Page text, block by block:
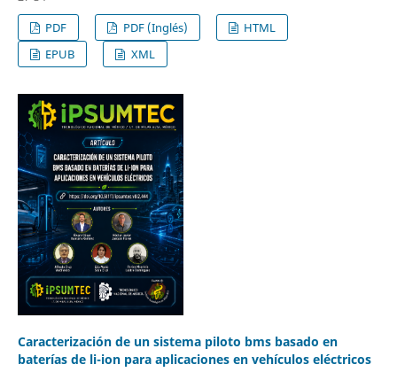
PDF
PDF (Inglés)
HTML
EPUB
XML
Caracterización de un sistema piloto bms basado en
baterías de li-ion para aplicaciones en vehículos eléctricos